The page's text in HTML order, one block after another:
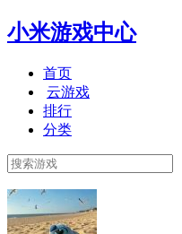
小米游戏中心
首页
云游戏
排行
分类